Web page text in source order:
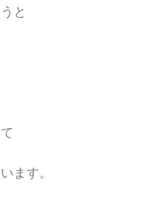
と
ます。